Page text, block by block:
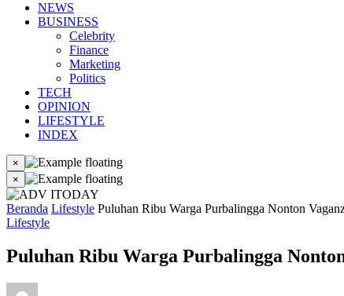
NEWS
BUSINESS
Celebrity
Finance
Marketing
Politics
TECH
OPINION
LIFESTYLE
INDEX
×
×
Beranda Lifestyle Puluhan Ribu Warga Purbalingga Nonton
Lifestyle
Puluhan Ribu Warga Purbalingga